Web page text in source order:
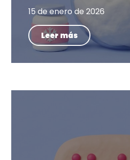
15 de enero de 2026
Leer más